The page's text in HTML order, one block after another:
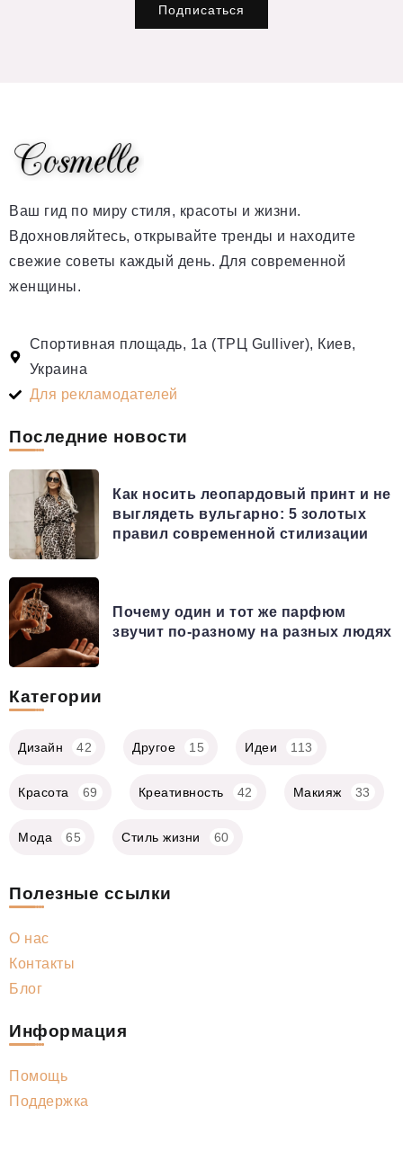
Подписаться
Ваш гид по миру стиля, красоты и жизни.
Вдохновляйтесь, открывайте тренды и находите
свежие советы каждый день. Для современной
женщины.
Спортивная площадь, 1а (ТРЦ Gulliver), Киев,
Украина
Для рекламодателей
Последние новости
Как носить леопардовый принт и не
выглядеть вульгарно: 5 золотых
правил современной стилизации
Почему один и тот же парфюм
звучит по-разному на разных людях
Категории
Дизайн 42 Другое 15 Идеи 113
Красота 69 Креативность 42 Макияж 33
Мода 65 Стиль жизни 60
Полезные ссылки
О нас
Контакты
Блог
Информация
Помощь
Поддержка